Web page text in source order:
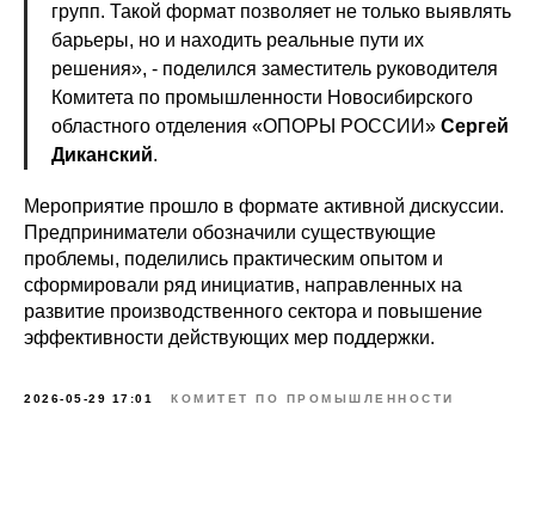
групп. Такой формат позволяет не только выявлять
барьеры, но и находить реальные пути их
решения», - поделился заместитель руководителя
Комитета по промышленности Новосибирского
областного отделения «ОПОРЫ РОССИИ» Сергей
Диканский.
Мероприятие прошло в формате активной дискуссии.
Предприниматели обозначили существующие
проблемы, поделились практическим опытом и
сформировали ряд инициатив, направленных на
развитие производственного сектора и повышение
эффективности действующих мер поддержки.
2026-05-29 17:01 КОМИТЕТ ПО ПРОМЫШЛЕННОСТИ